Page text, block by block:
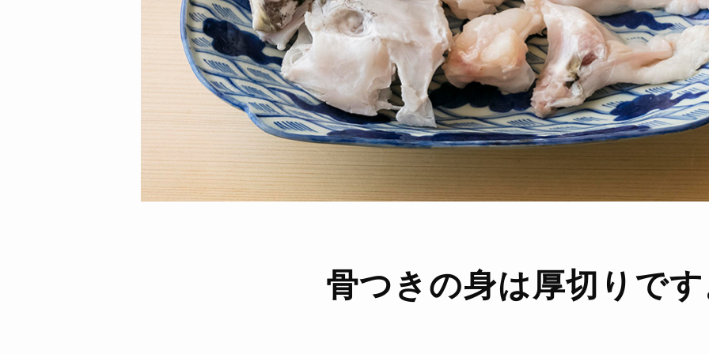
骨つきの身は厚切りで